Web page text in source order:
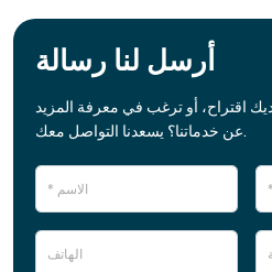
أرسل لنا رسالة
اقتراح، أو ترغب في معرفة المزيد
عن خدماتنا؟ يسعدنا التواصل معك.